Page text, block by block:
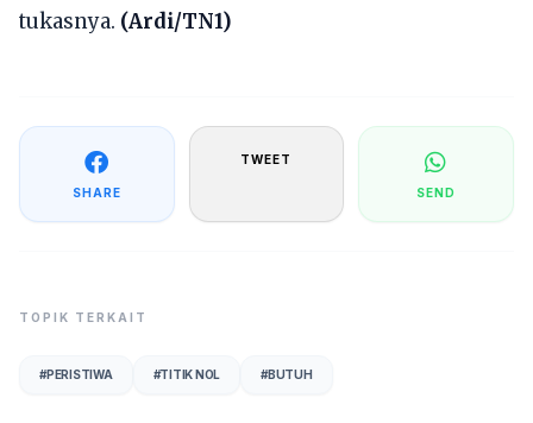
tukasnya. (Ardi/TN1)
SHARE
TWEET
SEND
TOPIK TERKAIT
#PERISTIWA #TITIK NOL #BUTUH